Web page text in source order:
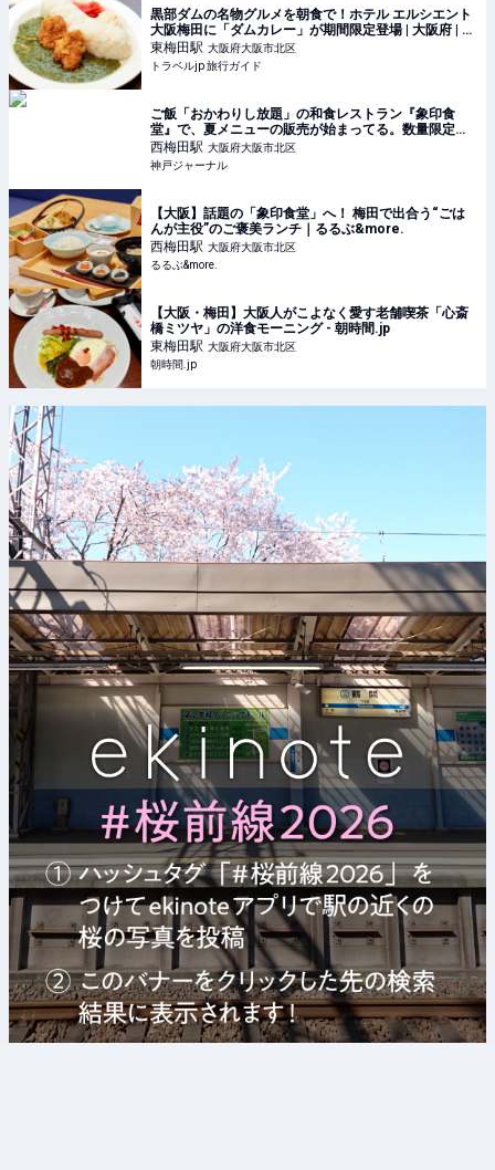
黒部ダムの名物グルメを朝食で！ホテル エルシエント
大阪梅田に「ダムカレー」が期間限定登場 | 大阪府 | ト
ラベルjp 旅行ガイド
東梅田駅 大阪府大阪市北区
トラベルjp 旅行ガイド
ご飯「おかわりし放題」の和食レストラン『象印食
堂』で、夏メニューの販売が始まってる。数量限定の
ランチなど | 神戸ジャーナル
西梅田駅 大阪府大阪市北区
神戸ジャーナル
【大阪】話題の「象印食堂」へ！ 梅田で出合う“ごは
んが主役”のご褒美ランチ｜るるぶ&more.
西梅田駅 大阪府大阪市北区
るるぶ&more.
【大阪・梅田】大阪人がこよなく愛す老舗喫茶「心斎
橋ミツヤ」の洋食モーニング - 朝時間.jp
東梅田駅 大阪府大阪市北区
朝時間.jp